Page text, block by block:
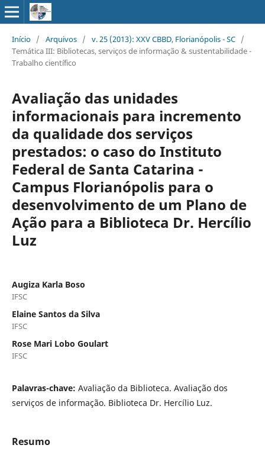
Início / Arquivos / v. 25 (2013): XXV CBBD, Florianópolis - SC /
Temática III: Bibliotecas, serviços de informação & sustentabilidade -
Trabalho científico
Avaliação das unidades
informacionais para incremento
da qualidade dos serviços
prestados: o caso do Instituto
Federal de Santa Catarina -
Campus Florianópolis para o
desenvolvimento de um Plano de
Ação para a Biblioteca Dr. Hercílio
Luz
Augiza Karla Boso
IFSC
Elaine Santos da Silva
IFSC
Rose Mari Lobo Goulart
IFSC
Palavras-chave: Avaliação da Biblioteca. Avaliação dos
serviços de informação. Biblioteca Dr. Hercílio Luz.
Resumo